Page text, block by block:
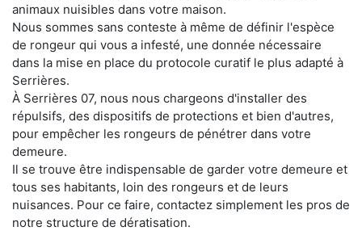
animaux nuisibles dans votre maison.
Nous sommes sans conteste à même de définir l'espèce
de rongeur qui vous a infesté, une donnée nécessaire
dans la mise en place du protocole curatif le plus adapté à
Serrières.
À Serrières 07, nous nous chargeons d'installer des
répulsifs, des dispositifs de protections et bien d'autres,
pour empêcher les rongeurs de pénétrer dans votre
demeure.
Il se trouve être indispensable de garder votre demeure et
tous ses habitants, loin des rongeurs et de leurs
nuisances. Pour ce faire, contactez simplement les pros de
notre structure de dératisation.